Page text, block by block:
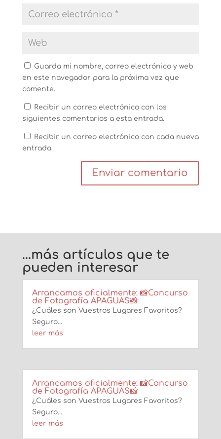
Guarda mi nombre, correo electrónico y web
en este navegador para la próxima vez que
comente.
Recibir un correo electrónico con los
siguientes comentarios a esta entrada.
Recibir un correo electrónico con cada nueva
entrada.
…más artículos que te
pueden interesar
Arrancamos oficialmente: 📸Concurso
de Fotografía APAGUAS📸
¿Cuáles son Vuestros Lugares Favoritos?
Seguro...
leer más
Arrancamos oficialmente: 📸Concurso
de Fotografía APAGUAS📸
¿Cuáles son Vuestros Lugares Favoritos?
Seguro...
leer más